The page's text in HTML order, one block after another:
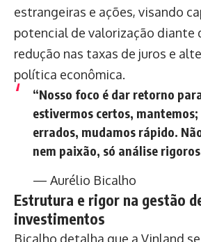
estrangeiras e ações, visando
potencial de valorização diante
redução nas taxas de juros e
política econômica.
“Nosso foco é dar retorno
estivermos certos,
errados, mudamos rápido.
nem paixão, só análise
— Aurélio Bicalho
Estrutura e rigor na gestão
investimentos
Bicalho detalha que a Vinland